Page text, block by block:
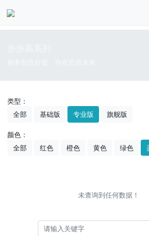
类型：
全部
基础版 专业版 旗舰版
颜色：
全部
红色 橙色 黄色 绿色
未查询到任何数据！